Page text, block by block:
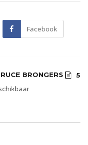
Facebook
BRONGERS
5